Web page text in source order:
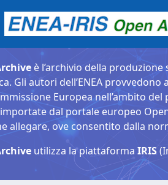
è l’archivio della
Gli autori dell’ENEA
Europea nell’ambito
dal portale europeo
allegare, ove consentito dalla
utilizza la piattaforma IRIS